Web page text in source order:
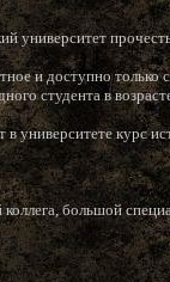
университет
и доступно
студента в
университете курс
большой